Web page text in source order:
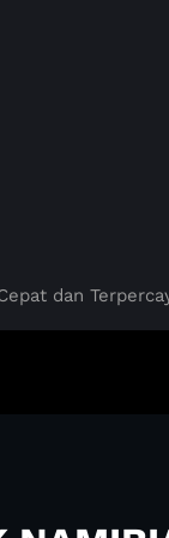
dan